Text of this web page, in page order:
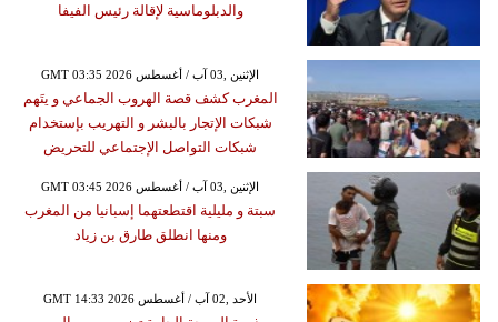
والدبلوماسية لإقالة رئيس الفيفا
GMT 03:35 2026 الإثنين ,03 آب / أغسطس
المغرب كشف قصة الهروب الجماعي و يتَهم
شبكات الإتجار بالبشر و التهريب بإستخدام
شبكات التواصل الإجتماعي للتحريض
GMT 03:45 2026 الإثنين ,03 آب / أغسطس
سبتة و مليلية اقتطعتهما إسبانيا من المغرب
ومنها انطلق طارق بن زياد
GMT 14:33 2026 الأحد ,02 آب / أغسطس